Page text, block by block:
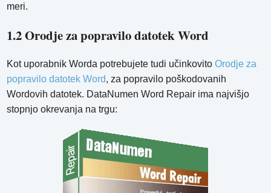
meri.
1.2 Orodje za popravilo datotek Word
Kot uporabnik Worda potrebujete tudi učinkovitoOrodje za
popravilo datotek Word, za popravilo poškodovanih
Wordovih datotek. DataNumen Word Repair ima najvišjo
stopnjo okrevanja na trgu: